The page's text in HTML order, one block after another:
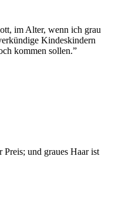
im Alter, wenn ich grau
Kindeskindern
kommen sollen.”
und graues Haar ist